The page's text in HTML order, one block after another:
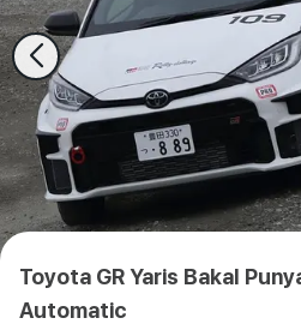
Toyota GR Yaris Bakal
Automatic